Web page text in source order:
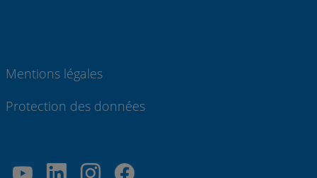
Mentions légales
Protection des données